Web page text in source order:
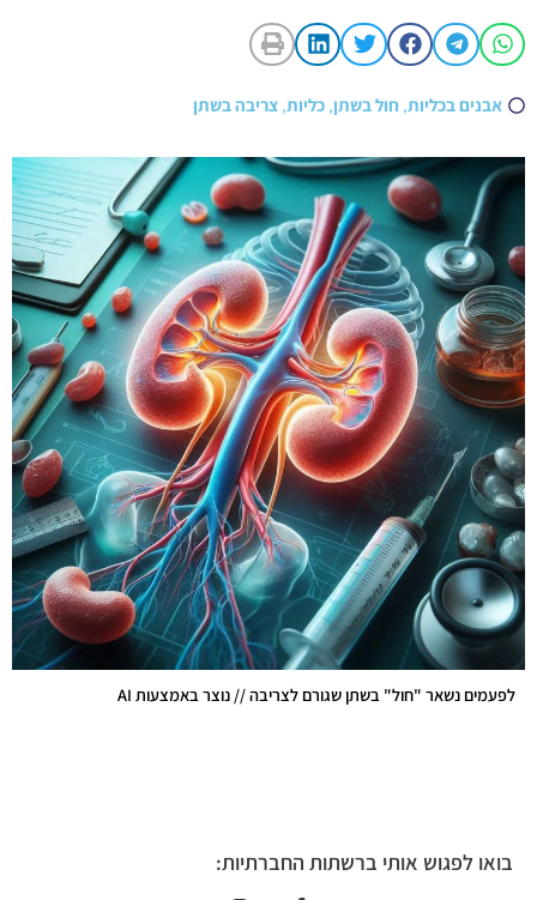
אבנים בכליות, חול בשתן, כליות, צריבה בשתן
לפעמים נשאר "חול" בשתן שגורם לצריבה // נוצר באמצעות AI
בואו לפגוש אותי ברשתות החברתיות: